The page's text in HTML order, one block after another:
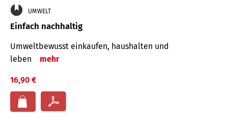
UMWELT
Einfach nachhaltig
Umweltbewusst einkaufen, haushalten und
leben
mehr
16,90 €